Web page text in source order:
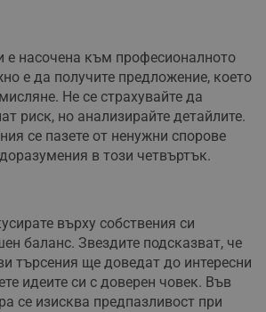
е насочена към професионалното
е да получите предложение, което
Не се страхувайте да
риск, но анализирайте детайлите.
се пазете от ненужни спорове
в този четвъртък.
върху собствения си
баланс. Звездите подсказват, че
търсения ще доведат до интересни
идеите си с доверен човек. Във
се изисква предпазливост при